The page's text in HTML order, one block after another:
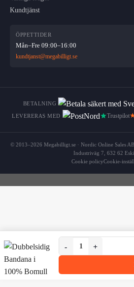
Kundtjänst
ÖPPETTIDER
Mån–Fre 09:00–16:00
kundtjanst@megabilligt.se
BETALNING
LEVERERAS MED Trustpilot
© 2013–2026 Megabilligt.se · Nordic Online Sales
Industriväg 7, 632 62
Cookie policyCookie-
Dubbelsidig Bandana i
Dubbelsidig Bandana i